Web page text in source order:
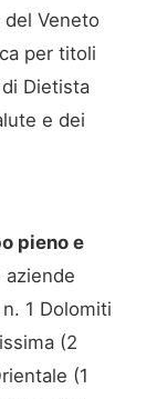
del Veneto
per titoli
Dietista
e dei
pieno e
1 Dolomiti
(2
(1